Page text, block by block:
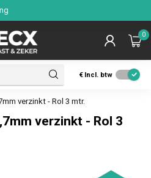
0
€ Incl. btw
verzinkt - Rol 3 mtr.
verzinkt - Rol 3